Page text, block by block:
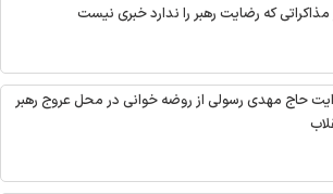
که رضایت رهبر را ندارد خبری نیست
حاج مهدی رسولی از روضه خوانی در محل عروج رهبر